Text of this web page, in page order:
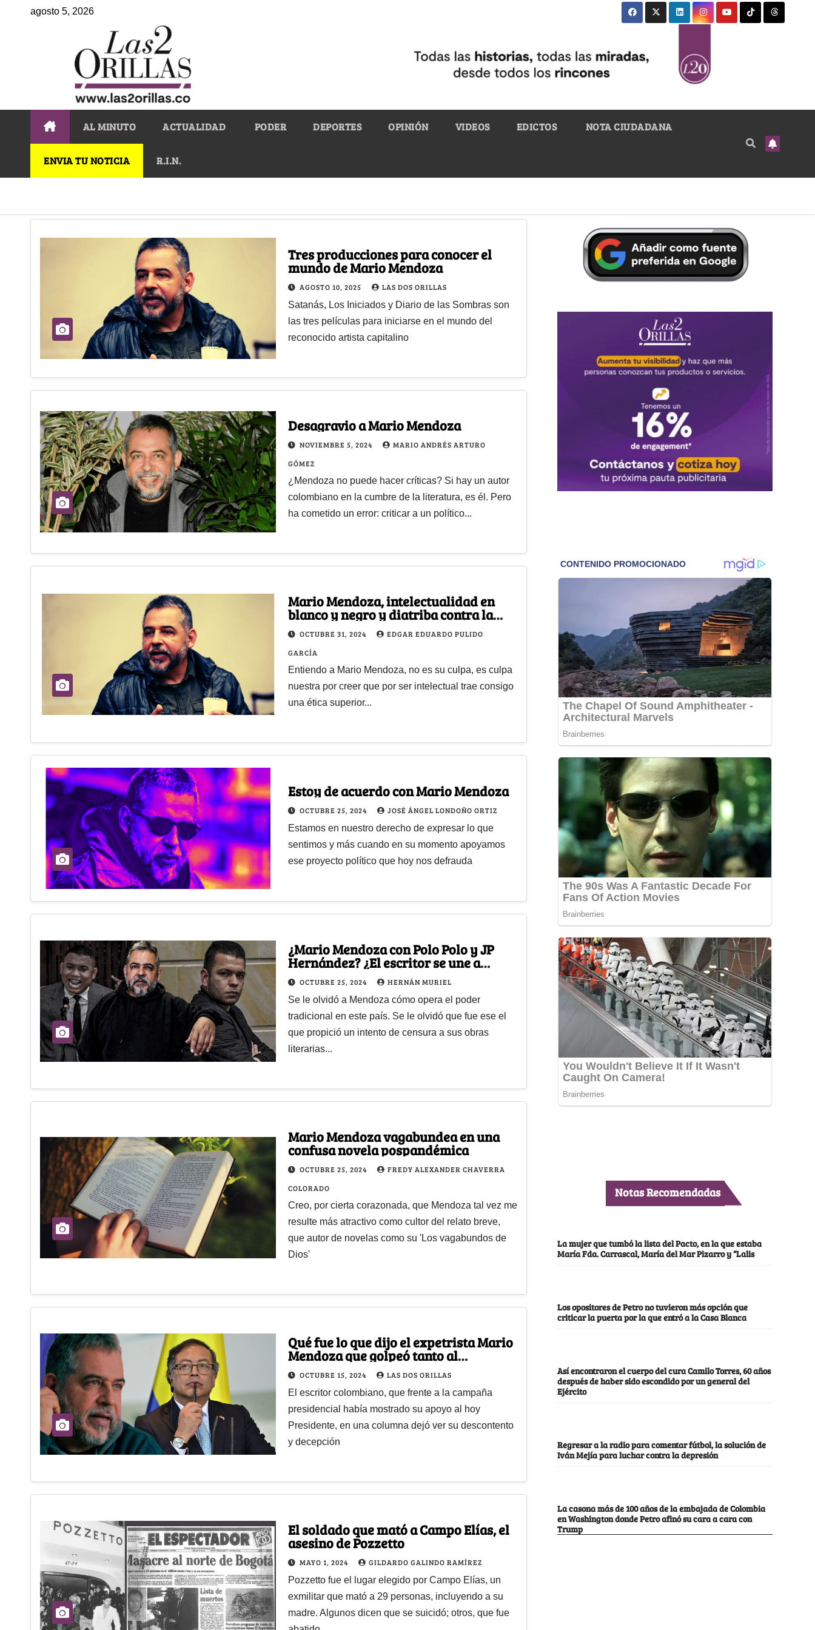
agosto 5, 2026
AL MINUTO ACTUALIDAD PODER DEPORTES OPINIÓN VIDEOS EDICTOS NOTA CIUDADANA
ENVIA TU NOTICIA R.I.N.
Tres producciones para conocer el
mundo de Mario Mendoza
AGOSTO 10, 2025 LAS DOS ORILLAS
Satanás, Los Iniciados y Diario de las Sombras son
las tres películas para iniciarse en el mundo del
reconocido artista capitalino
Desagravio a Mario Mendoza
NOVIEMBRE 5, 2024
MARIO ANDRÉS ARTURO
GÓMEZ
¿Mendoza no puede hacer críticas? Si hay un autor
colombiano en la cumbre de la literatura, es él. Pero
ha cometido un error: criticar a un político...
Mario Mendoza, intelectualidad en
blanco y negro y diatriba contra la
intelectualidad burguesa
OCTUBRE 31, 2024
EDGAR EDUARDO PULIDO
GARCÍA
Entiendo a Mario Mendoza, no es su culpa, es culpa
nuestra por creer que por ser intelectual trae consigo
una ética superior...
Estoy de acuerdo con Mario Mendoza
OCTUBRE 25, 2024 JOSÉ ÁNGEL LONDOÑO ORTIZ
Estamos en nuestro derecho de expresar lo que
sentimos y más cuando en su momento apoyamos
ese proyecto político que hoy nos defrauda
¿Mario Mendoza con Polo Polo y JP
Hernández? ¿El escritor se une a
quienes afirman “defender el país”?
OCTUBRE 25, 2024 HERNÁN MURIEL
Se le olvidó a Mendoza cómo opera el poder
tradicional en este país. Se le olvidó que fue ese el
que propició un intento de censura a sus obras
literarias...
Mario Mendoza vagabundea en una
confusa novela pospandémica
OCTUBRE 25, 2024
FREDY ALEXANDER CHAVERRA
COLORADO
Creo, por cierta corazonada, que Mendoza tal vez me
resulte más atractivo como cultor del relato breve,
que autor de novelas como su 'Los vagabundos de
Dios'
Qué fue lo que dijo el expetrista Mario
Mendoza que golpeó tanto al
presidente Petro
OCTUBRE 15, 2024 LAS DOS ORILLAS
El escritor colombiano, que frente a la campaña
presidencial había mostrado su apoyo al hoy
Presidente, en una columna dejó ver su descontento
y decepción
El soldado que mató a Campo Elías, el
asesino de Pozzetto
MAYO 1, 2024 GILDARDO GALINDO RAMÍREZ
Pozzetto fue el lugar elegido por Campo Elías, un
exmilitar que mató a 29 personas, incluyendo a su
madre. Algunos dicen que se suicidó; otros, que fue
Notas Recomendadas
La mujer que tumbó la lista del Pacto, en la que estaba
María Fda. Carrascal, María del Mar Pizarro y “Lalis
Los opositores de Petro no tuvieron más opción que
criticar la puerta por la que entró a la Casa Blanca
Así encontraron el cuerpo del cura Camilo Torres, 60 años
después de haber sido escondido por un general del
Ejército
Regresar a la radio para comentar fútbol, la solución de
Iván Mejía para luchar contra la depresión
La casona más de 100 años de la embajada de Colombia
en Washington donde Petro afinó su cara a cara con
Trump